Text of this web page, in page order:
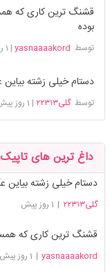
قشنگ ترین کاری که
بوده
توسط yasnaaaakord
| 1 روز پیش
دستام خیلی زشته
توسطگلی۲۲۳۱۳ | 1 روز پیش
داغ ترین های تاپیک های 2
دستام خیلی زشته
گلی۲۲۳۱۳ | 1 روز پیش
قشنگ ترین کاری که
yasnaaaakord
| 1 روز پیش